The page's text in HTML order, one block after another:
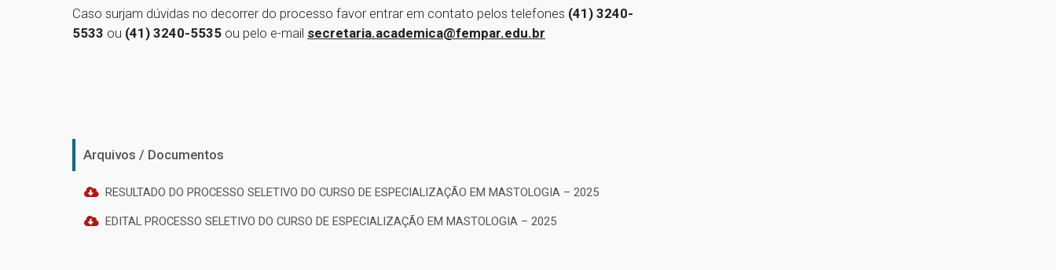
Caso surjam dúvidas no decorrer do processo favor entrar em contato pelos telefones (41) 3240-
5533 ou (41) 3240-5535 ou pelo e-mail secretaria.academica@fempar.edu.br
Arquivos / Documentos
RESULTADO DO PROCESSO SELETIVO DO CURSO DE ESPECIALIZAÇÃO EM MASTOLOGIA – 2025
EDITAL PROCESSO SELETIVO DO CURSO DE ESPECIALIZAÇÃO EM MASTOLOGIA – 2025